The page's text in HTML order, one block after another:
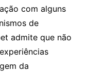
com alguns
de
admite que não
da